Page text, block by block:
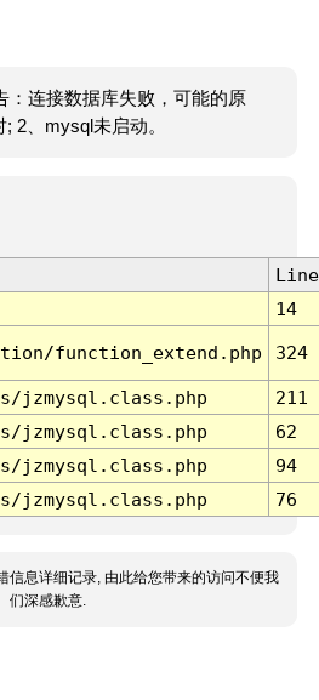
：连接数据库失败，可能的原
2、mysql未启动。
Line
14
function_extend.php 324
jzmysql.class.php
211
jzmysql.class.php
62
jzmysql.class.php
94
jzmysql.class.php 76
信息详细记录, 由此给您带来的访问不便我
们深感歉意.